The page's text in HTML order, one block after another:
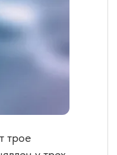
трое